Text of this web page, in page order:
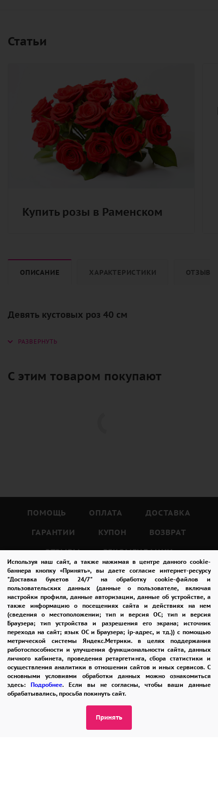
Используя наш сайт, а также нажимая в центре данного cookie-
баннера кнопку «Принять», вы даете согласие интернет-ресурсу
"Доставка букетов 24/7" на обработку cookie-файлов и
пользовательских данных (данные о пользователе, включая
настройки профиля, данные авторизации, данные об устройстве, а
также информацию о посещениях сайта и действиях на нем
(сведения о местоположении; тип и версия ОС; тип и версия
Браузера; тип устройства и разрешения его экрана; источник
перехода на сайт; язык ОС и Браузера; ip-адрес, и тд.)) с помощью
метрической системы Яндекс.Метрики. в целях поддержания
работоспособности и улучшения функциональности сайта, данных
личного кабинета, проведения ретаргетинга, сбора статистики и
осуществления аналитики в отношении сайтов и иных сервисов. С
основными условиями обработки данных можно ознакомиться
здесь: Подробнее. Если вы не согласны, чтобы ваши данные
обрабатывались, просьба покинуть сайт.
Принять
Статьи
Купить розы в Раменском
ОПИСАНИЕ ХАРАКТЕРИСТИКИ ОТЗЫВЫ
Девять кустовых роз 40 см
С этим товаром покупают
ПОМОЩЬ ОПЛАТА
ДОСТАВКА
ГАРАНТИИ
КУПОН
ВОЗВРАТ
ОТЗЫВЫ
РЕКОМЕНДАЦИИ
КОНТАКТЫ
8 965 242-37-47
ЗАКАЗАТЬ ЗВОНОК
admin@buket24delivery.ru
ул. Народная д. 8,
возле ТЦ «АТОС»
ПОЛИТИКА КОНФИДЕНЦИАЛЬНОСТИ